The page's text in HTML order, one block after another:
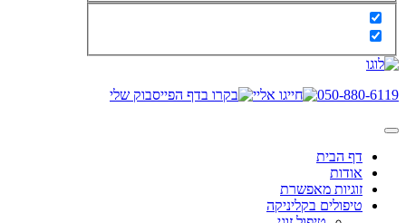
050-880-6119
דף הבית
אודות
זוגיות מאפשרת
טיפולים בקליניקה